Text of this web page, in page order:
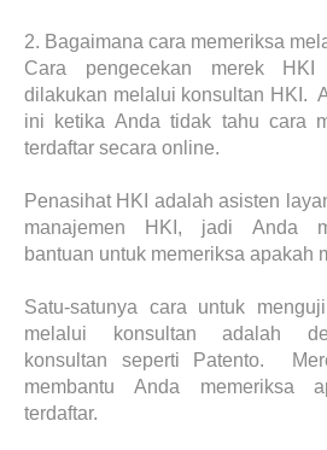
2. Bagaimana cara memeriksa
Cara pengecekan merek
dilakukan melalui konsultan HKI.
ini ketika Anda tidak tahu cara
terdaftar secara online.
Penasihat HKI adalah asisten
manajemen HKI, jadi Anda
bantuan untuk memeriksa apakah
Satu-satunya cara untuk
melalui konsultan adalah
konsultan seperti Patento.
membantu Anda memeriksa
terdaftar.